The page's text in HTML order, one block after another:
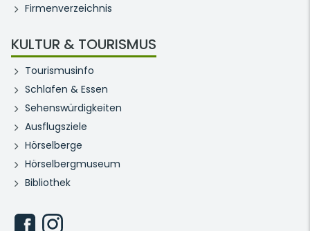
Firmenverzeichnis
KULTUR & TOURISMUS
Tourismusinfo
Schlafen & Essen
Sehenswürdigkeiten
Ausflugsziele
Hörselberge
Hörselbergmuseum
Bibliothek